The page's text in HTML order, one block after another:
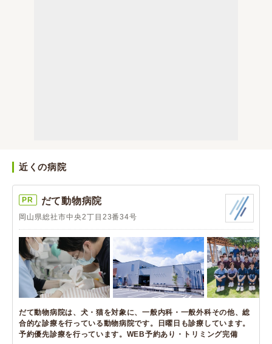
近くの病院
PR だて動物病院
岡山県総社市中央2丁目23番34号
だて動物病院は、犬・猫を対象に、一般内科・一般外科その他、総
合的な診療を行っている動物病院です。日曜日も診療しています。
予約優先診療を行っています。WEB予約あり・トリミング完備